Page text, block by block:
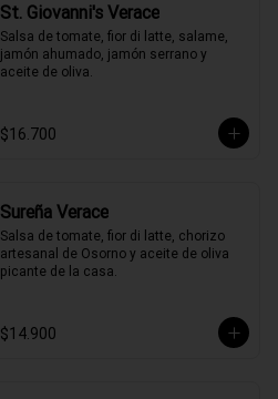
St. Giovanni's Verace
Salsa de tomate, fior di latte, salame,
jamón ahumado, jamón serrano y
aceite de oliva.
$16.700
Sureña Verace
Salsa de tomate, fior di latte, chorizo
artesanal de Osorno y aceite de oliva
picante de la casa.
$14.900